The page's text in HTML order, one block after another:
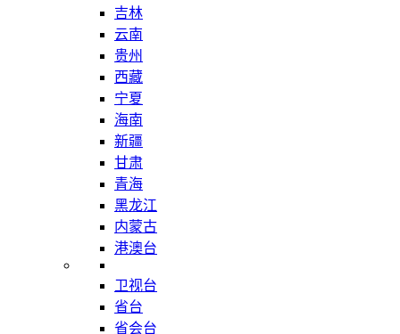
吉林
云南
贵州
西藏
宁夏
海南
新疆
甘肃
青海
黑龙江
内蒙古
港澳台
卫视台
省台
省会台